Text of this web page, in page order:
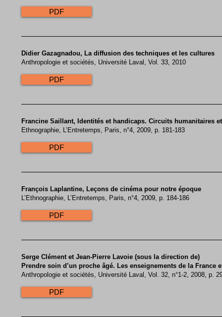
PDF
Didier Gazagnadou, La diffusion des techniques et les cultures
Anthropologie et sociétés, Université Laval, Vol. 33, 2010
PDF
​Francine Saillant, Identités et handicaps. Circuits humanitaires
Ethnographie, L’Entretemps, Paris, n°4, 2009, p. 181-183
PDF
François Laplantine, Leçons de cinéma pour notre époque
L’Ethnographie, L’Entretemps, Paris, n°4, 2009, p. 184-186
PDF
Serge Clément et Jean-Pierre Lavoie (sous la direction de)
Prendre soin d’un proche âgé. Les enseignements de la France
Anthropologie et sociétés, Université Laval, Vol. 32, n°1-2, 2008, p.
PDF